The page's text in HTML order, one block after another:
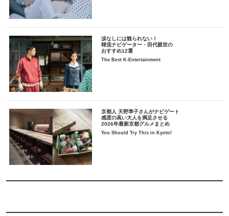
涙なしには観られない！
韓流ナビゲーター・田代親世の
おすすめ12選
The Best K-Entertainment
京都人 天野準子さんがナビゲート
感度の高い大人を満足させる
2026年最新京都グルメまとめ
You Should Try This in Kyoto!